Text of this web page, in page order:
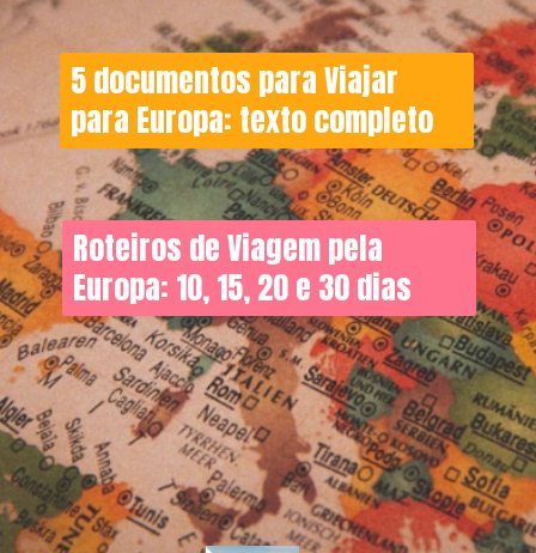
5 documentos para Viajar
para Europa: texto completo
Roteiros de Viagem pela
Europa: 10, 15, 20 e 30 dias